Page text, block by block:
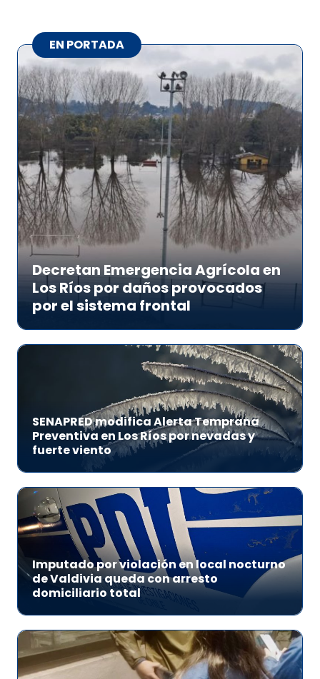
EN PORTADA
Decretan Emergencia Agrícola en
Los Ríos por daños provocados
por el sistema frontal
SENAPRED modifica Alerta Temprana
Preventiva en Los Ríos por nevadas y
fuerte viento
Imputado por violación en local nocturno
de Valdivia queda con arresto
domiciliario total